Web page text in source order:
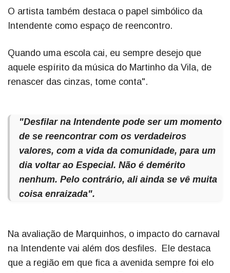
O artista também destaca o papel simbólico da
Intendente como espaço de reencontro.
Quando uma escola cai, eu sempre desejo que
aquele espírito da música do Martinho da Vila, de
renascer das cinzas, tome conta".
"Desfilar na Intendente pode ser um momento
de se reencontrar com os verdadeiros
valores, com a vida da comunidade, para um
dia voltar ao Especial. Não é demérito
nenhum. Pelo contrário, ali ainda se vê muita
coisa enraizada".
Na avaliação de Marquinhos, o impacto do carnaval
na Intendente vai além dos desfiles. Ele destaca
que a região em que fica a avenida sempre foi elo